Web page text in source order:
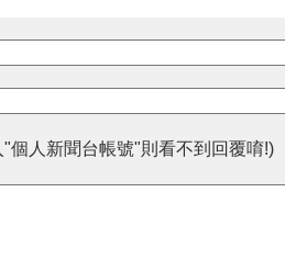
"個人新聞台帳號"則看不到回覆唷!)